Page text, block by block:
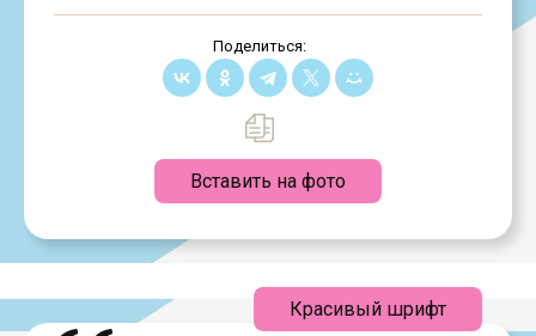
Поделиться:
Вставить на фото
Красивый шрифт